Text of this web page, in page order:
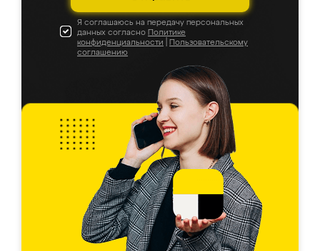
Я соглашаюсь на передачу персональных
данных согласно Политике
конфиденциальности
Пользовательскому
соглашению